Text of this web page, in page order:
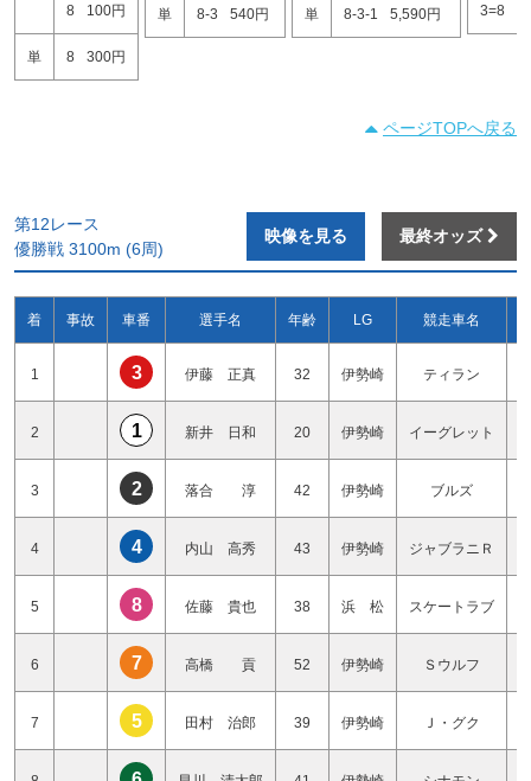
8
100円
単 8 300円
単 8-3 540円 単 8-3-1 5,590円
3=8
ページTOPへ戻る
第12レース
優勝戦 3100m (6周)
映像を見る 最終オッズ
着 事故 車番 選手名 年齢 LG 競走車名
1 3 伊藤 正真 32 伊勢崎 ティラン
2 1 新井 日和 20 伊勢崎 イーグレット
3 2 落合 淳 42 伊勢崎 ブルズ
4 4 内山 高秀 43 伊勢崎 ジャブラニＲ
5 8 佐藤 貴也 38 浜 松 スケートラブ
6 7 高橋 貢 52 伊勢崎 Ｓウルフ
7 5 田村 治郎 39 伊勢崎 Ｊ・グク